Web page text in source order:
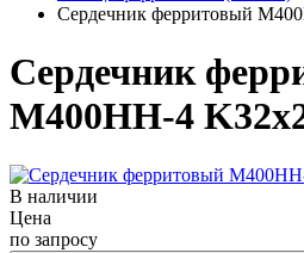
Сердечник ферритовый
Сердечник
М400НН-4
В наличии
Цена
по запросу